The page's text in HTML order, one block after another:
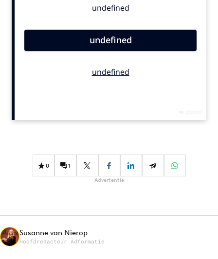
Contentmarketing
Effectiviteit
Gedragsverandering
Martech
Media
Merkstrategie
0 1
Advertentie
Susanne van Nierop
Hoofdredacteur Adformatie